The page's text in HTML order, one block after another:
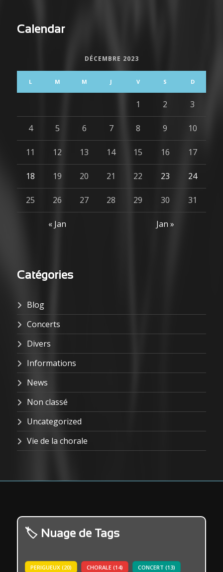
Calendar
DÉCEMBRE 2023
L M M J V S D
« Jan Jan »
1 2 3
4 5 6 7 8 9 10
11 12 13 14 15 16 17
18 19 20 21 22 23 24
25 26 27 28 29 30 31
Catégories
Blog
Concerts
Divers
Informations
News
Non classé
Uncategorized
Vie de la chorale
Nuage de Tags
PERIGUEUX (20) CHORALE (14) CONCERT (13)